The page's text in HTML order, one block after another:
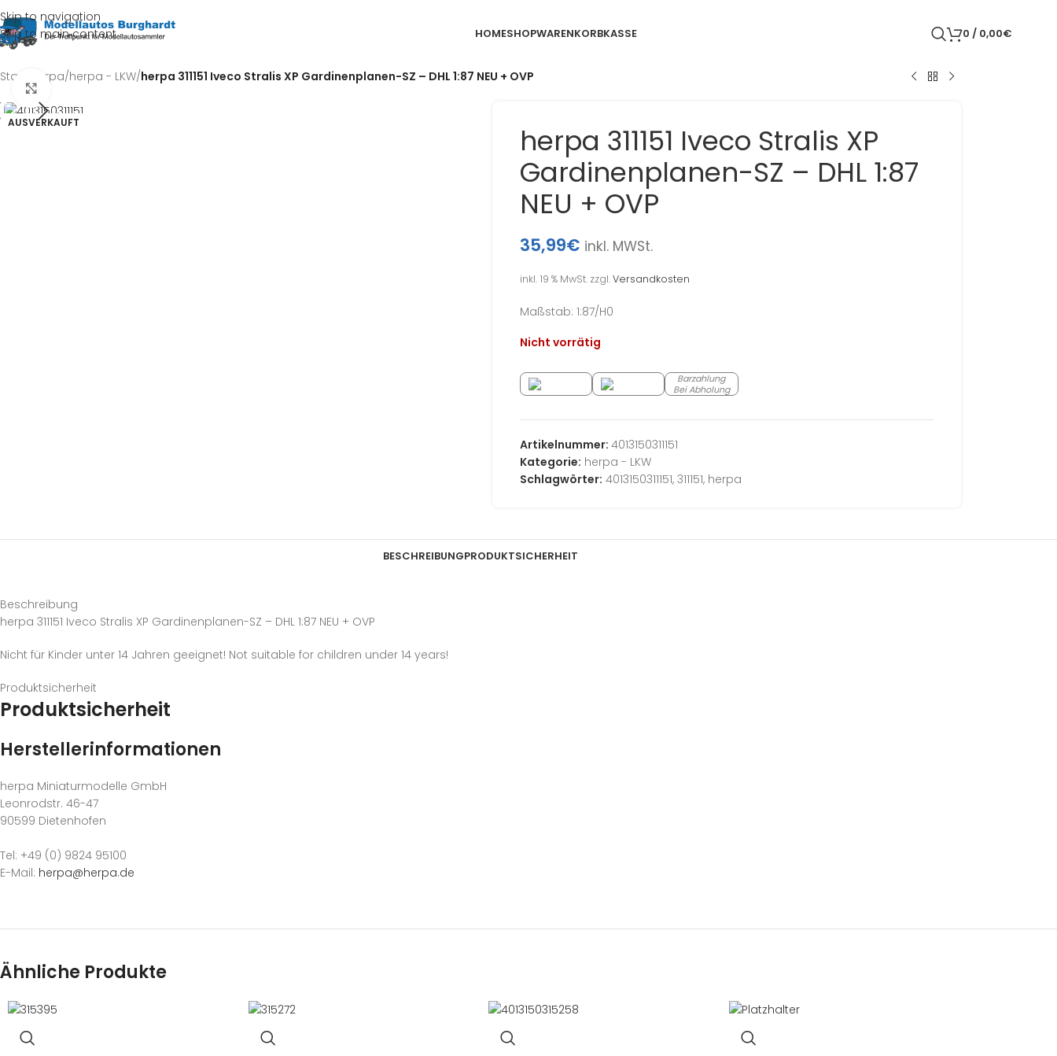
Skip to navigation
Skip to main content
HOMESHOPWARENKORBKASSE 0 / 0,00€
Start herpa/herpa - LKW/herpa 311151 Iveco Stralis XP Gardinenplanen-SZ – DHL 1:87 NEU + OVP
AUSVERKAUFT
Klick zum Vergrößern
herpa 311151 Iveco Stralis XP
Gardinenplanen-SZ – DHL 1:87
NEU + OVP
35,99€ inkl. MWSt.
inkl. 19 % MwSt. zzgl.Versandkosten
Maßstab: 1:87/H0
Nicht vorrätig
Barzahlung
Bei Abholung
Artikelnummer: 4013150311151
Kategorie: herpa - LKW
Schlagwörter: 4013150311151, 311151, herpa
BESCHREIBUNGPRODUKTSICHERHEIT
Beschreibung
herpa 311151 Iveco Stralis XP Gardinenplanen-SZ – DHL 1:87 NEU + OVP
Nicht für Kinder unter 14 Jahren geeignet! Not suitable for children under 14 years!
Produktsicherheit
Produktsicherheit
Herstellerinformationen
herpa Miniaturmodelle GmbH
Leonrodstr. 46-47
90599 Dietenhofen
Tel: +49 (0) 9824 95100
E-Mail: herpa@herpa.de
Ähnliche Produkte